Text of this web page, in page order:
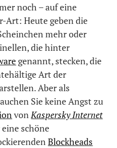
noch – auf eine
Art: Heute geben die
mehr oder
die hinter
genannt, stecken, die
Art der
Aber als
Sie keine Angst zu
vonKaspersky Internet
schöne
Blockheads